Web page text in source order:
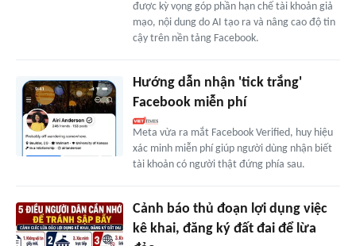
được kỳ vọng góp phần hạn chế tài khoản giả
mạo, nội dung do AI tạo ra và nâng cao độ tin
cậy trên nền tảng Facebook.
Hướng dẫn nhận 'tick trắng'
Facebook miễn phí
Meta vừa ra mắt Facebook Verified, huy hiệu
xác minh miễn phí giúp người dùng nhận biết
tài khoản có người thật đứng phía sau.
Cảnh báo thủ đoạn lợi dụng việc
kê khai, đăng ký đất đai để lừa